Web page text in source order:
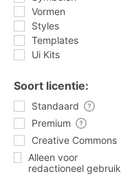
Vormen
Styles
Templates
Ui Kits
Soort licentie:
Standaard
Premium
Creative Commons
Alleen voor
redactioneel gebruik